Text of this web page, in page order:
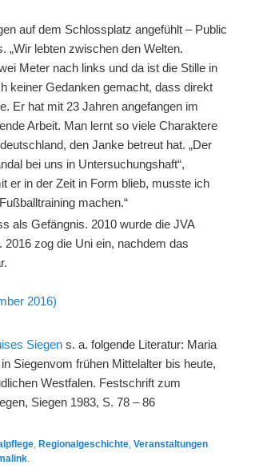
auf dem Schlossplatz angefühlt – Public
„Wir lebten zwischen den Welten.
Meter nach links und da ist die Stille in
keiner Gedanken gemacht, dass direkt
Er hat mit 23 Jahren angefangen im
Arbeit. Man lernt so viele Charaktere
den Janke betreut hat. „Der
bei uns in Untersuchungshaft“,
er in der Zeit in Form blieb, musste ich
machen.“
als Gefängnis. 2010 wurde die JVA
zog die Uni ein, nachdem das
2016)
Siegen s. a. folgende Literatur: Maria
Siegenvom frühen Mittelalter bis heute,
Westfalen. Festschrift zum
Siegen 1983, S. 78 – 86
, Regionalgeschichte,Veranstaltungen
.